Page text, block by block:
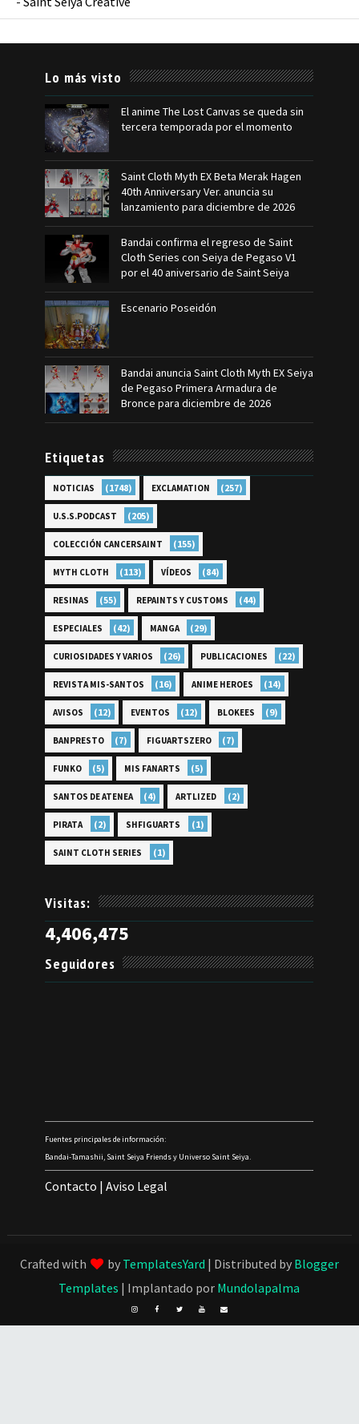
Lo más visto
El anime The Lost Canvas se queda sin
tercera temporada por el momento
Saint Cloth Myth EX Beta Merak Hagen
40th Anniversary Ver. anuncia su
lanzamiento para diciembre de 2026
Bandai confirma el regreso de Saint
Cloth Series con Seiya de Pegaso V1
por el 40 aniversario de Saint Seiya
Escenario Poseidón
Bandai anuncia Saint Cloth Myth EX Seiya
de Pegaso Primera Armadura de
Bronce para diciembre de 2026
Etiquetas
NOTICIAS (1748) EXCLAMATION (257)
U.S.S.PODCAST (205)
COLECCIÓN CANCERSAINT (155)
MYTH CLOTH (113) VÍDEOS (84)
RESINAS (55) REPAINTS Y CUSTOMS (44)
ESPECIALES (42) MANGA (29)
CURIOSIDADES Y VARIOS (26) PUBLICACIONES (22)
REVISTA MIS-SANTOS (16) ANIME HEROES (14)
AVISOS (12) EVENTOS (12) BLOKEES (9)
BANPRESTO (7) FIGUARTSZERO (7)
FUNKO (5) MIS FANARTS (5)
SANTOS DE ATENEA (4) ARTLIZED (2)
PIRATA (2) SHFIGUARTS (1)
SAINT CLOTH SERIES (1)
Visitas:
4,406,475
Seguidores
Fuentes principales de información:
Bandai-Tamashii, Saint Seiya Friends y Universo Saint Seiya.
Contacto |Aviso Legal
Crafted with by TemplatesYard | Distributed by Blogger
Templates | Implantado por Mundolapalma